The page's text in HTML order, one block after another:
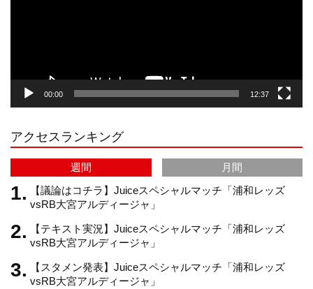
r
a
m
e
C
h
a
00:00 12:37
アクセスランキング
週間
月間
【議論はコチラ】Juiceスペシャルマッチ「浦和レッズ
vsRB大宮アルディージャ」
【テキスト実況】Juiceスペシャルマッチ「浦和レッズ
vsRB大宮アルディージャ」
【スタメン発表】Juiceスペシャルマッチ「浦和レッズ
vsRB大宮アルディージャ」